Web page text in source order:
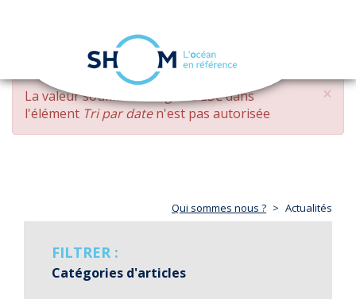
Aller
contenu
principal
navigation
×
MESSAGE
D'ERREUR
La valeur soumise changed DESCdans
l'élément Tri par daten'est pas autorisée
Qui sommes nous ? Actualités
FILTRER :
Catégories d'articles